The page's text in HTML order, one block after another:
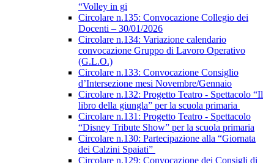
“Volley in gi
Circolare n.135: Convocazione Collegio dei
Docenti – 30/01/2026
Circolare n.134: Variazione calendario
convocazione Gruppo di Lavoro Operativo
(G.L.O.)
Circolare n.133: Convocazione Consiglio
d’Intersezione mesi Novembre/Gennaio
Circolare n.132: Progetto Teatro - Spettacolo “Il
libro della giungla” per la scuola primaria
Circolare n.131: Progetto Teatro - Spettacolo
“Disney Tribute Show” per la scuola primaria
Circolare n.130: Partecipazione alla “Giornata
dei Calzini Spaiati”
Circolare n.129: Convocazione dei Consigli di